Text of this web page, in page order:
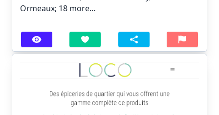
Ormeaux; 18 more…